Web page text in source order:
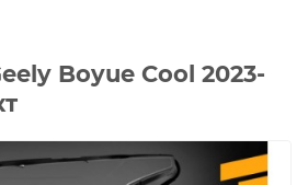
Boyue Cool 2023-